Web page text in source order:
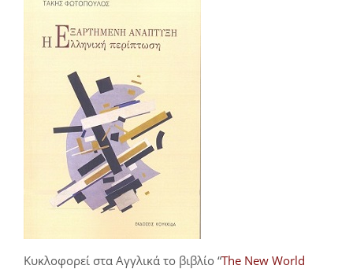
Κυκλοφορεί στα Αγγλικά το βιβλίο “The New World